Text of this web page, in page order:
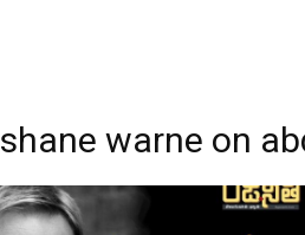
shane warne on